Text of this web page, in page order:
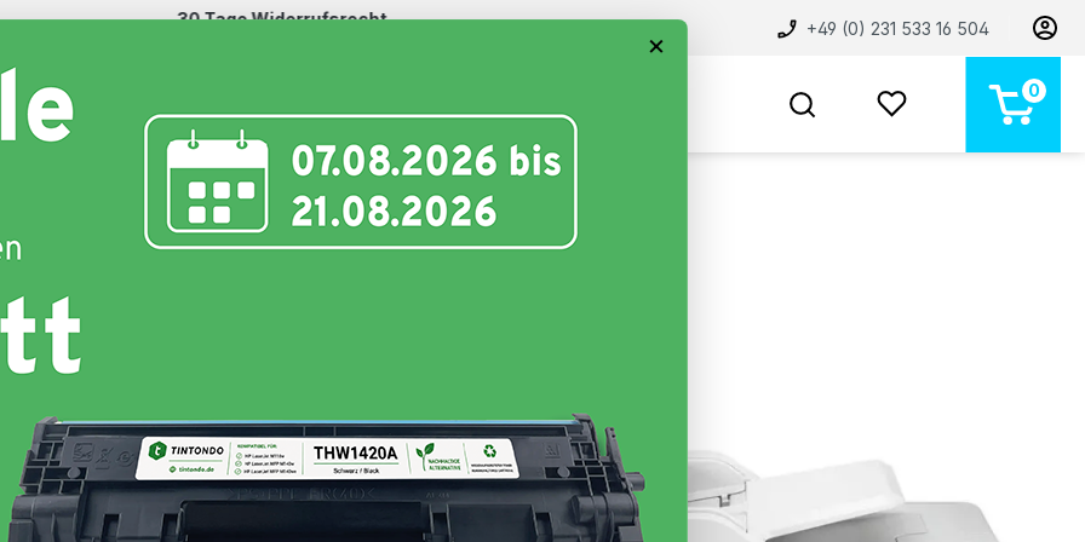
30 Tage Widerrufsrecht +49 (0) 231 533 16 504
0
Toner
Brother MFC-L 3760 CDW
CDW günstig kaufen
STORE
×